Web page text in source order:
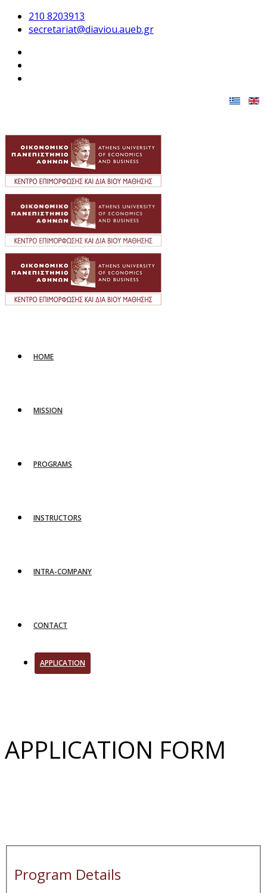
210 8203913
secretariat@diaviou.aueb.gr
HOME
MISSION
PROGRAMS
INSTRUCTORS
INTRA-COMPANY
CONTACT
APPLICATION
APPLICATION FORM
Program Details